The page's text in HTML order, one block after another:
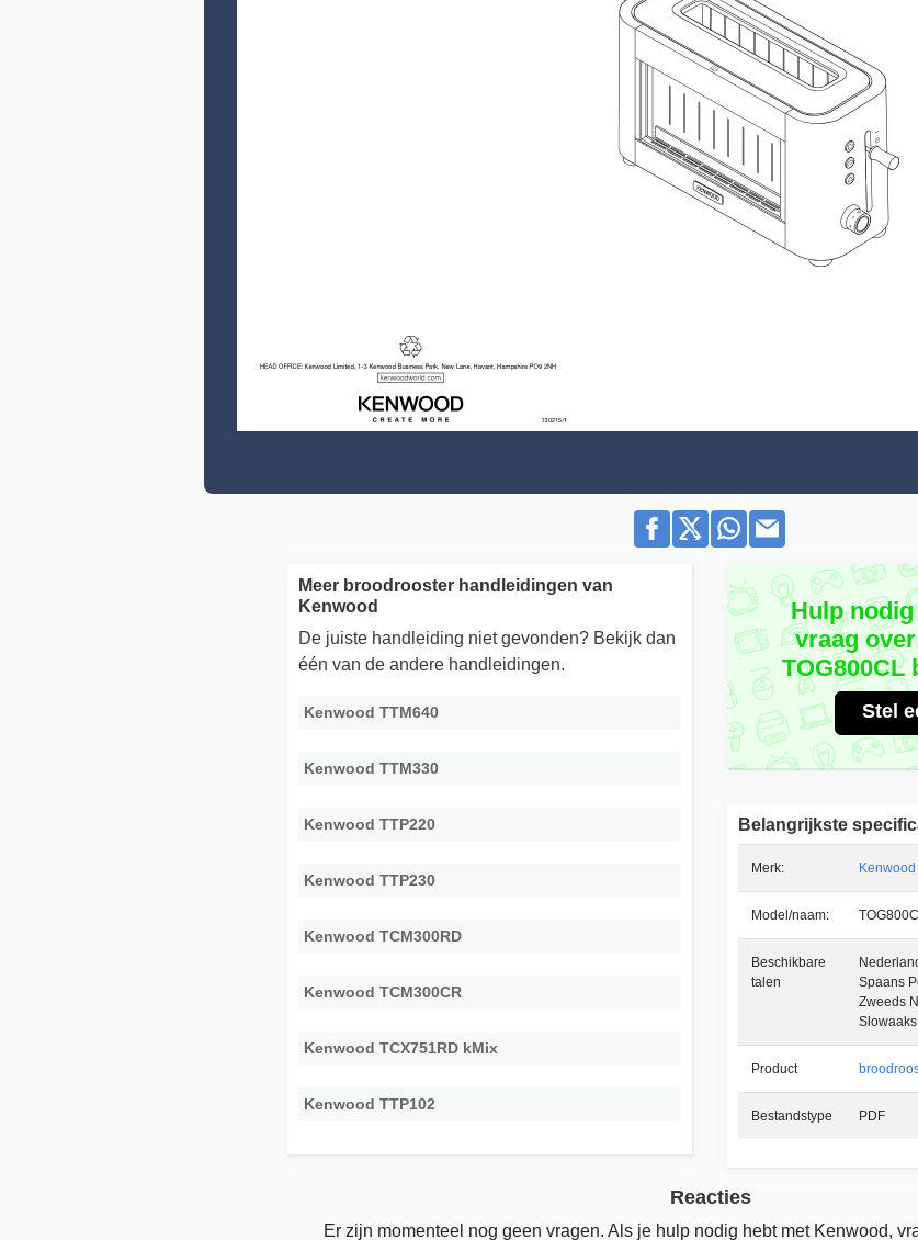
Hulp nodig
vraag
Stel
Belangrijkste
Merk: Kenwood
Model/naam:
Beschikbare
talen
Spaans
Zweeds
Product
Bestandstype PDF
Meer broodrooster handleidingen van
Kenwood
De juiste handleiding niet gevonden? Bekijk dan
één van de andere handleidingen.
Kenwood TTM640
Kenwood TTM330
Kenwood TTP220
Kenwood TTP230
Kenwood TCM300RD
Kenwood TCM300CR
Kenwood TCX751RD kMix
Kenwood TTP102
Reacties
Er zijn momenteel nog geen vragen. Als je hulp nodig hebt met Kenwood,